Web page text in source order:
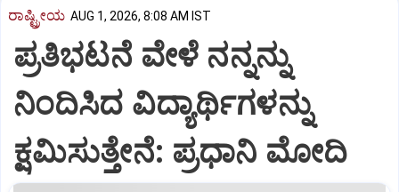
ರಾಷ್ಟ್ರೀಯ AUG 1, 2026, 8:08 AM IST
ಪ್ರತಿಭಟನೆ ವೇಳೆ ನನ್ನನ್ನು
ನಿಂದಿಸಿದ ವಿದ್ಯಾರ್ಥಿಗಳನ್ನು
ಕ್ಷಮಿಸುತ್ತೇನೆ: ಪ್ರಧಾನಿ ಮೋದಿ